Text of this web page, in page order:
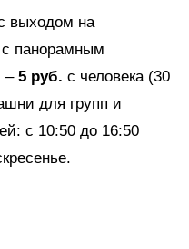
выходом на
панорамным
– 5 руб. с человека (30
для групп и
с 10:50 до 16:50